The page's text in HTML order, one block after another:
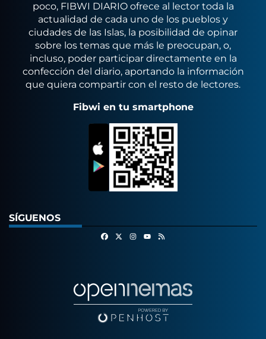
poco, FIBWI DIARIO ofrece al lector toda la
actualidad de cada uno de los pueblos y
ciudades de las Islas, la posibilidad de opinar
sobre los temas que más le preocupan, o,
incluso, poder participar directamente en la
confección del diario, aportando la información
que quiera compartir con el resto de lectores.
Fibwi en tu smartphone
SÍGUENOS
FacebookInstagram